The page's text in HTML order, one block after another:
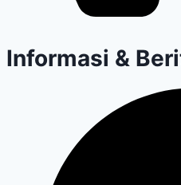
Informasi &